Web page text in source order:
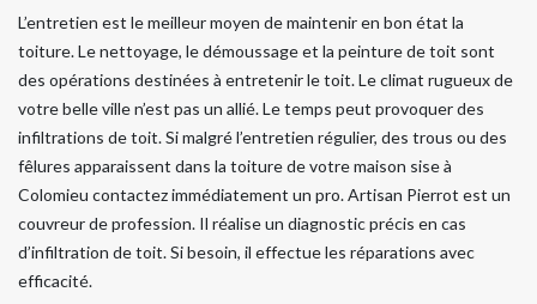
L’entretien est le meilleur moyen de maintenir en bon état la
toiture. Le nettoyage, le démoussage et la peinture de toit sont
des opérations destinées à entretenir le toit. Le climat rugueux de
votre belle ville n’est pas un allié. Le temps peut provoquer des
infiltrations de toit. Si malgré l’entretien régulier, des trous ou des
fêlures apparaissent dans la toiture de votre maison sise à
Colomieu contactez immédiatement un pro. Artisan Pierrot est un
couvreur de profession. Il réalise un diagnostic précis en cas
d’infiltration de toit. Si besoin, il effectue les réparations avec
efficacité.